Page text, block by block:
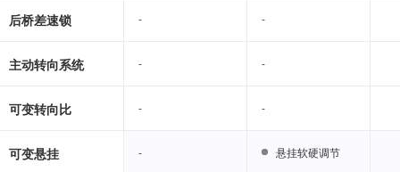
后桥差速锁 - -
主动转向系统 - -
可变转向比 - -
可变悬挂 - 悬挂软硬调节
- -
- -
- -
- 悬挂软硬调节